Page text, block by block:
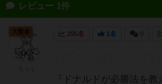
レビュー 1件
295名 1名
『ドナルドが必勝法を
大賢者